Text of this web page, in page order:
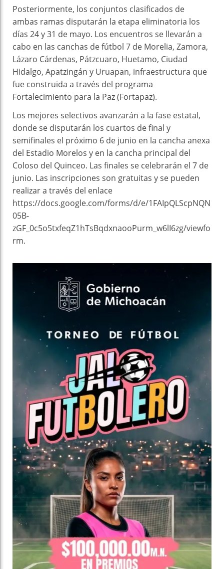
Posteriormente, los conjuntos clasificados de
ambas ramas disputarán la etapa eliminatoria los
días 24 y 31 de mayo. Los encuentros se llevarán a
cabo en las canchas de fútbol 7 de Morelia, Zamora,
Lázaro Cárdenas, Pátzcuaro, Huetamo, Ciudad
Hidalgo, Apatzingán y Uruapan, infraestructura que
fue construida a través del programa
Fortalecimiento para la Paz (Fortapaz).
Los mejores selectivos avanzarán a la fase estatal,
donde se disputarán los cuartos de final y
semifinales el próximo 6 de junio en la cancha anexa
del Estadio Morelos y en la cancha principal del
Coloso del Quinceo. Las finales se celebrarán el 7 de
junio. Las inscripciones son gratuitas y se pueden
realizar a través del enlace
https://docs.google.com/forms/d/e/1FAIpQLScpNQN
05B-
zGF_0c5o5txfeqZ1hTsBqdxnaooPurm_w6lI6zg/viewfo
rm.